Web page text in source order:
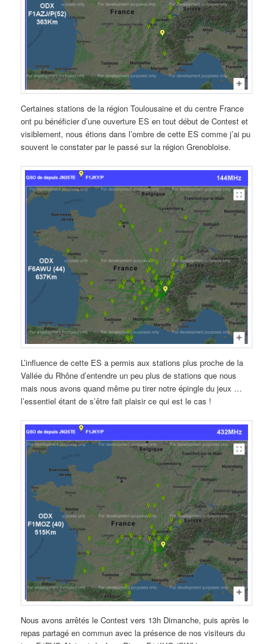
Certaines stations de la région Toulousaine et du centre France
ont pu bénéficier d’une ouverture ES en tout début de Contest et
visiblement, nous étions dans l’ombre de cette ES comme j’ai pu
souvent le constater par le passé sur la région Grenobloise.
L’influence de cette ES a permis aux stations plus proche de la
Vallée du Rhône d’entendre un peu plus de stations que nous
mais nous avons quand même pu tirer notre épingle du jeux …
l’essentiel étant de s’être fait plaisir ce qui est le cas !
Nous avons arrêtés le Contest vers 13h Dimanche, puis après le
repas partagé en commun avec la présence de nos visiteurs du